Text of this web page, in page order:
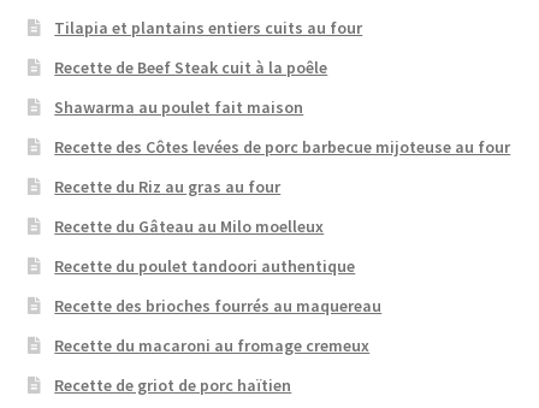
Tilapia et plantains entiers cuits au four
Recette de Beef Steak cuit à la poêle
Shawarma au poulet fait maison
Recette des Côtes levées de porc barbecue mijoteuse au four
Recette du Riz au gras au four
Recette du Gâteau au Milo moelleux
Recette du poulet tandoori authentique
Recette des brioches fourrés au maquereau
Recette du macaroni au fromage cremeux
Recette de griot de porc haïtien